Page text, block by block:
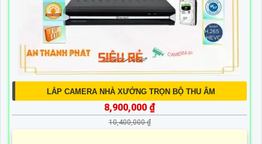
LẮP CAMERA NHÀ XƯỞNG TRỌN BỘ THU ÂM
8,900,000 ₫
10,400,000 ₫